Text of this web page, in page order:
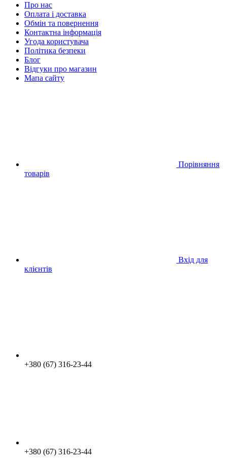
Про нас
Оплата і доставка
Обмін та повернення
Контактна інформація
Угода користувача
Політика безпеки
Блог
Відгуки про магазин
Мапа сайту
Порівняння
товарів
Вхід для
клієнтів
+380 (67) 316-23-44
+380 (67) 316-23-44